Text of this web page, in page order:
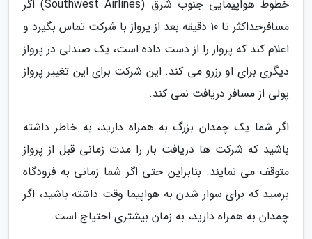
خطوط هواپیمایی جنوب شرق (Southwest Airlines) اگر
مسافرحداکثر تا 10 دقیقه بعد از پرواز با شرکت تماس بگیرد و
اعلام کند که پرواز را از دست داده است، یک صندلی در پرواز
دیگری برای او رزرو می­ کند. این شرکت برای این تغییر پرواز
پولی از مسافر دریافت نمی کند.
اگر شما یک چمدان بزرگ به همراه دارید، به خاطر داشته
باشید که شرکت ­ها دریافت بار را مدت زمانی قبل از پرواز
متوقف می ­نمایند. بنابراین حتی اگر شما زمانی به فرودگاه
برسید که برای سوار شدن به هواپیما وقت داشته باشید، اگر
چمدان به همراه دارید، به زمان بیشتری احتیاج است.